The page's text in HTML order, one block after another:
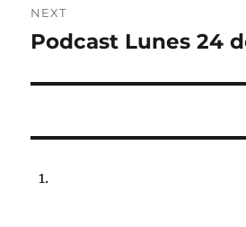
NEXT
Next
Podcast Lunes 24